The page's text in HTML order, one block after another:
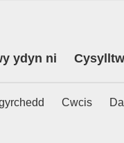
ydyn ni
Cwcis